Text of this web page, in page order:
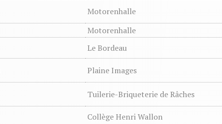
Motorenhalle
Motorenhalle
Le Bordeau
Plaine Images
Tuilerie-Briqueterie de Râches
Collège Henri Wallon